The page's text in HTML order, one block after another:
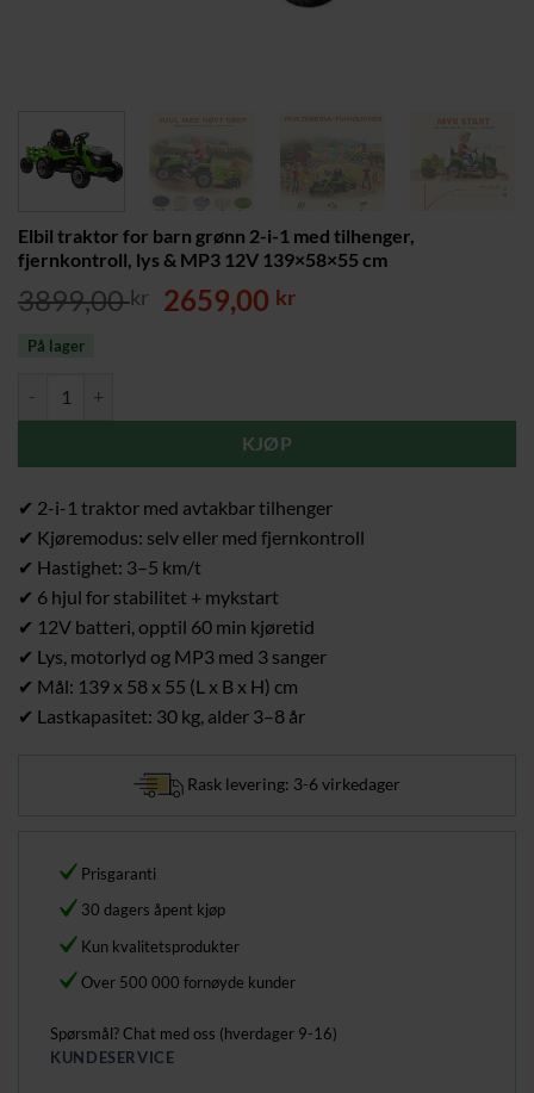
Elbil traktor for barn grønn 2-i-1 med tilhenger,
fjernkontroll, lys & MP3 12V 139×58×55 cm
3899,00kr Opprinnelig
2659,00 krNåværende
På lager
KJØP
✔ 2-i-1 traktor med avtakbar tilhenger
✔ Kjøremodus: selv eller med fjernkontroll
✔ Hastighet: 3–5 km/t
✔ 6 hjul for stabilitet + mykstart
✔ 12V batteri, opptil 60 min kjøretid
✔ Lys, motorlyd og MP3 med 3 sanger
✔ Mål: 139 x 58 x 55 (L x B x H) cm
✔ Lastkapasitet: 30 kg, alder 3–8 år
Rask levering: 3-6 virkedager
Prisgaranti
30 dagers åpent kjøp
Kun kvalitetsprodukter
Over 500 000 fornøyde kunder
Spørsmål? Chat med oss (hverdager 9-16)
KUNDESERVICE